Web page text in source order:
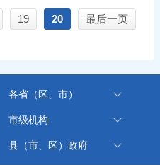
19 20 最后一页
各省（区、市）
市级机构
县（市、区）政府